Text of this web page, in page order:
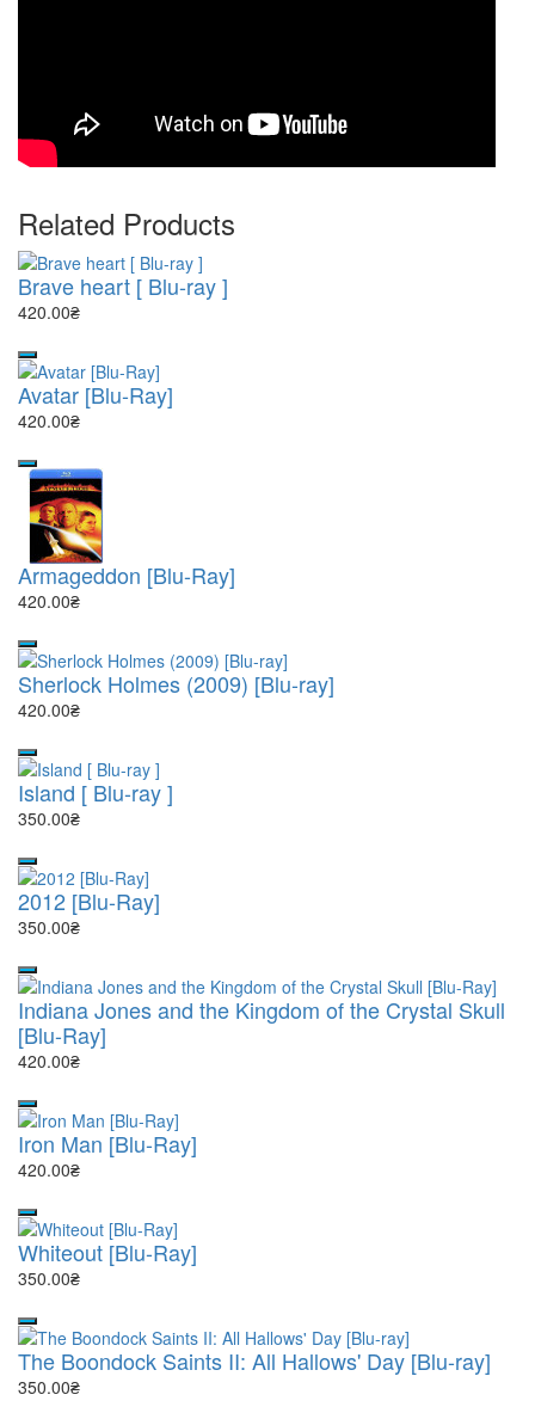
Related Products
Brave heart [ Blu-ray ]
420.00₴
Avatar [Blu-Ray]
420.00₴
Armageddon [Blu-Ray]
420.00₴
Sherlock Holmes (2009) [Blu-ray]
420.00₴
Island [ Blu-ray ]
350.00₴
2012 [Blu-Ray]
350.00₴
Indiana Jones and the Kingdom of the Crystal Skull
[Blu-Ray]
420.00₴
Iron Man [Blu-Ray]
420.00₴
Whiteout [Blu-Ray]
350.00₴
The Boondock Saints II: All Hallows' Day [Blu-ray]
350.00₴